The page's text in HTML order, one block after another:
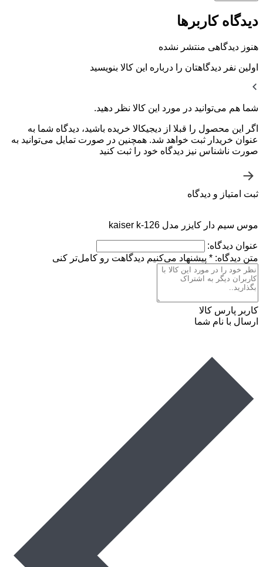
دیدگاه کاربرها
هنوز دیدگاهی منتشر نشده
اولین نفر دیدگاهتان را درباره این کالا بنویسید
شما هم می‌توانید در مورد این کالا نظر دهید.
اگر این محصول را قبلا از دیجیکالا خریده باشید، دیدگاه شما به
عنوان خریدار ثبت خواهد شد. همچنین در صورت تمایل می‌توانید به
صورت ناشناس نیز دیدگاه خود را ثبت کنید
ثبت امتیاز و دیدگاه
موس سیم دار کایزر مدل kaiser k-126
عنوان دیدگاه:
متن دیدگاه: * پیشنهاد می‌کنیم دیدگاهت رو کامل‌تر کنی
کاربر پارس کالا
ارسال با نام شما